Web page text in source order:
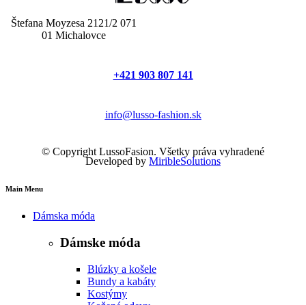
Štefana Moyzesa 2121/2 071
01 Michalovce
+421 903 807 141
info@lusso-fashion.sk
© Copyright LussoFasion. Všetky práva vyhradené
Developed by MiribleSolutions
Main Menu
Dámska móda
Dámske móda
Blúzky a košele
Bundy a kabáty
Kostýmy